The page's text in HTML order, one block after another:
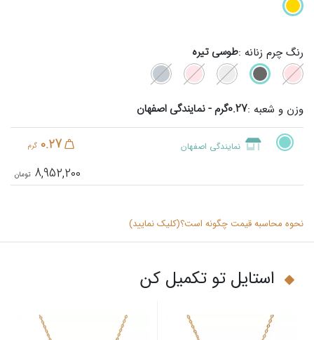
رنگ چرم زنانه :طوسی تیره
وزن و شعبه :0.27گرم - نمایندگی اصفهان
نمایندگی اصفهان 0.27 گرم
8,952,200
نحوه محاسبه قیمت چگونه است؟(کلیک نمایید)
استایل تو تکمیل کن